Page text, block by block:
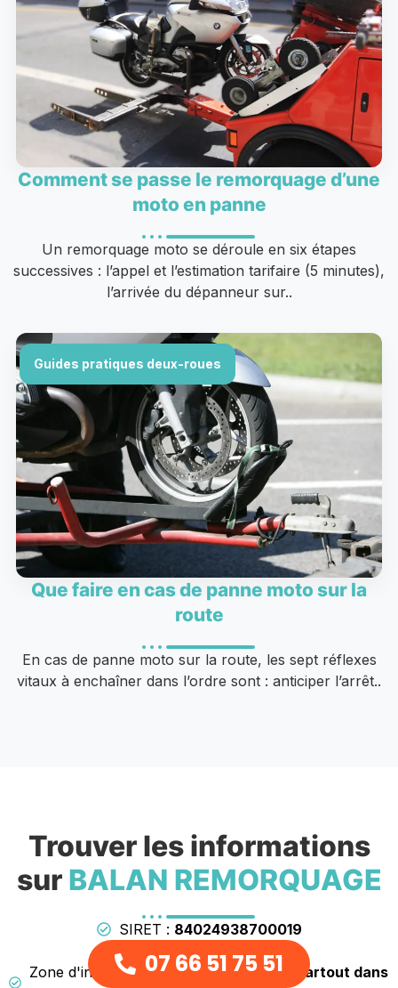
Comment se passe le remorquage d’une
moto en panne
Un remorquage moto se déroule en six étapes
successives : l’appel et l’estimation tarifaire (5 minutes),
l’arrivée du dépanneur sur..
Guides pratiques deux-roues
Que faire en cas de panne moto sur la
route
En cas de panne moto sur la route, les sept réflexes
vitaux à enchaîner dans l’ordre sont : anticiper l’arrêt..
Trouver les informations
sur BALAN REMORQUAGE
SIRET : 84024938700019
Horaires :24h/24 et 7j/7
Zone d'intervention : Saint-Raphael et partout dans
07 66 51 75 51